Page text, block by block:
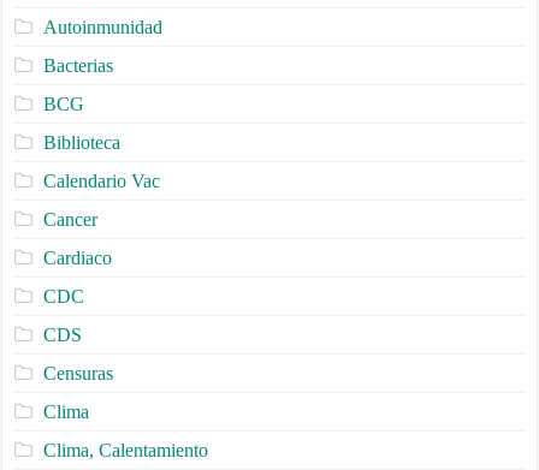
Autoinmunidad
Bacterias
BCG
Biblioteca
Calendario Vac
Cancer
Cardiaco
CDC
CDS
Censuras
Clima
Clima, Calentamiento